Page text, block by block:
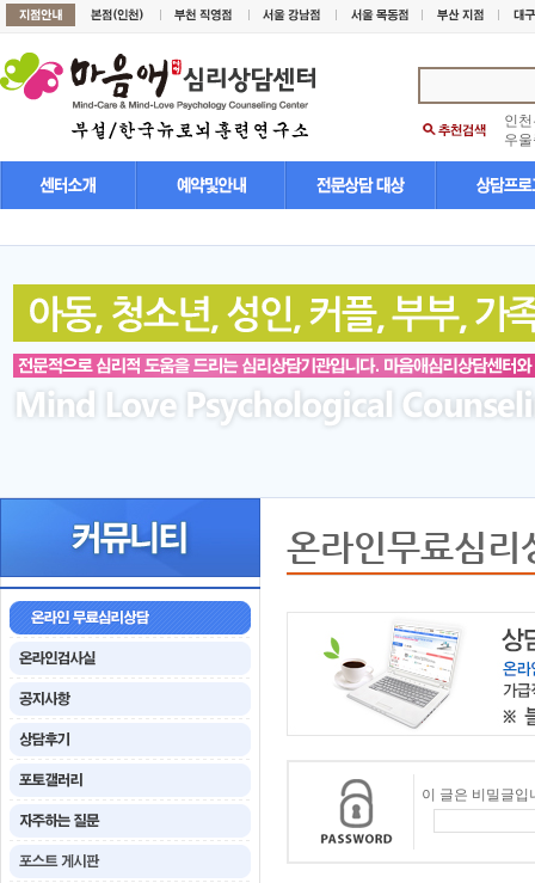
인
우
온라인무료심리
이 글은 비밀글입